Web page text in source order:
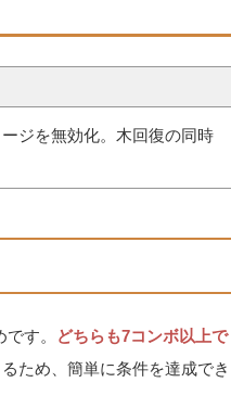
ジを無効化。木回復の同時
す。
どちらも7コンボ以上で
ため、簡単に条件を達成でき